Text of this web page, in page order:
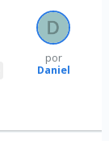
por
Daniel